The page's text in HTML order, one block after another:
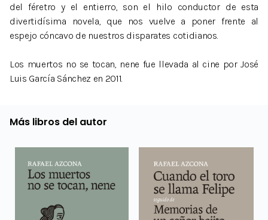
del féretro y el entierro, son el hilo conductor de esta
divertidísima novela, que nos vuelve a poner frente al
espejo cóncavo de nuestros disparates cotidianos.
Los muertos no se tocan, nene fue llevada al cine por José
Luis García Sánchez en 2011.
Más libros del autor